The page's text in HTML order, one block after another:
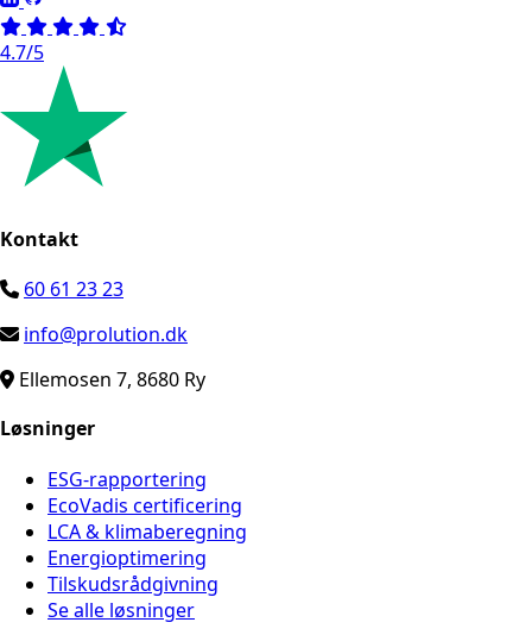
4.7/5
Kontakt
60 61 23 23
info@prolution.dk
Ellemosen 7, 8680 Ry
Løsninger
ESG-rapportering
EcoVadis certificering
LCA & klimaberegning
Energioptimering
Tilskudsrådgivning
Se alle løsninger